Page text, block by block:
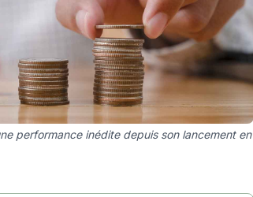
performance inédite depuis son lancement en